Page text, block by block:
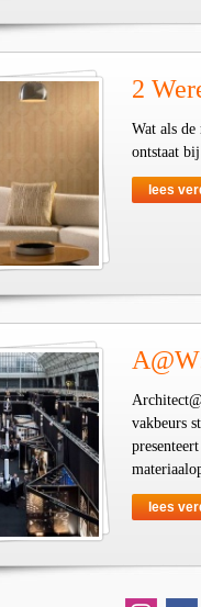
2
Wat als
ontstaat
lees
vakbeurs
lees